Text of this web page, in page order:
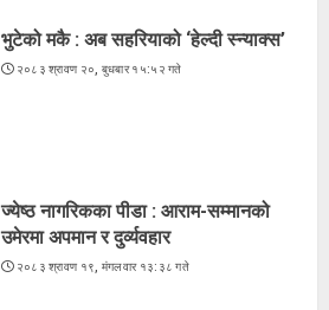
भुटेको मकै : अब सहरियाको ‘हेल्दी स्न्याक्स’
२०८३ श्रावण २०, बुधबार १५:५२ गते
ज्येष्ठ नागरिकका पीडा : आराम-सम्मानको
उमेरमा अपमान र दुर्व्यवहार
२०८३ श्रावण १९, मंगलवार १३:३८ गते